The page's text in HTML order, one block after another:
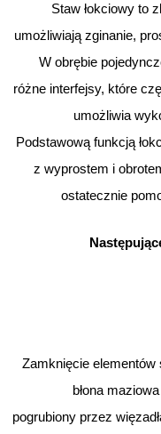
Staw łokciowy to
umożliwiają zginanie,
W obrębie
różne interfejsy, które
umożliwia
Podstawową funkcją
z wyprostem i
ostatecznie
Zamknięcie elementów
błona
pogrubiony przez